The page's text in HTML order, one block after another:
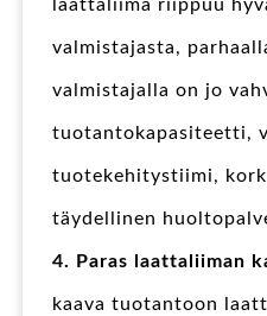
laattaliima riippuu
valmistajasta,
valmistajalla on jo
tuotantokapasiteetti,
tuotekehitystiimi,
täydellinen
4. Paras laattaliiman
kaava tuotantoon